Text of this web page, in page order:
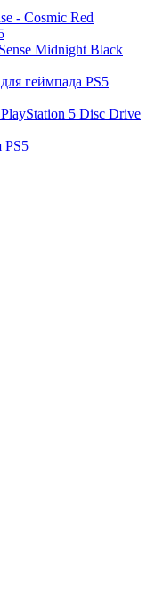
- Cosmic Red
Midnight Black
геймпада PS5
5 Disc Drive
PS5